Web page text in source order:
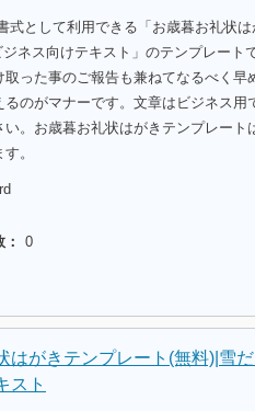
式として利用できる「お歳暮お礼状
ネス向けテキスト」のテンプレート
取った事のご報告も兼ねてなるべく早
るのがマナーです。文章はビジネス用
い。お歳暮お礼状はがきテンプレート
。
0
はがきテンプレート(無料)|雪
スト